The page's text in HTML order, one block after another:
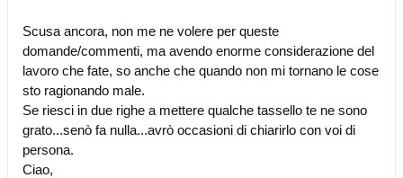
Scusa ancora, non me ne volere per queste
domande/commenti, ma avendo enorme considerazione del
lavoro che fate, so anche che quando non mi tornano le cose
sto ragionando male.
Se riesci in due righe a mettere qualche tassello te ne sono
grato...senò fa nulla...avrò occasioni di chiarirlo con voi di
persona.
Ciao,